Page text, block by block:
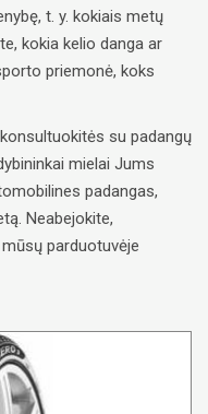
t. y. kokiais metų
kokia kelio danga ar
priemonė, koks
su padangų
mielai Jums
padangas,
Neabejokite,
parduotuvėje